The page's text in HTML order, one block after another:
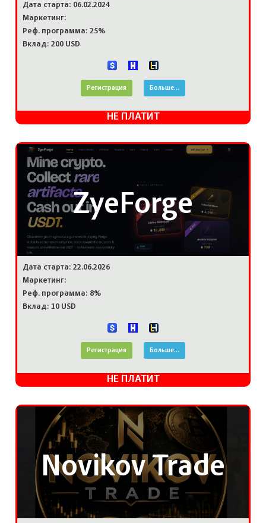
Дата старта: 06.02.2024
Маркетинг:
Реф. программа: 25%
Вклад: 200 USD
Регистрация Больше...
НЕ ПЛАТИТ
ZyeForge
Дата старта: 22.06.2026
Маркетинг:
Реф. программа: 8%
Вклад: 10 USD
Регистрация Больше...
НЕ ПЛАТИТ
Novikov Trade